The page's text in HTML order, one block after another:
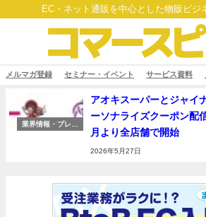
EC・ネット通販を中心とした物販ビジ
メルマガ登録 セミナー・イベント サービス資料
業界情報・プレス
アオキスーパーとジャイ
ーソナライズクーポン配
月より全店舗で開始
2026年5月27日